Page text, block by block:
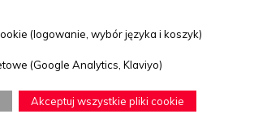
(logowanie, wybór języka i koszyk)
(Google Analytics, Klaviyo)
Akceptuj wszystkie pliki cookie